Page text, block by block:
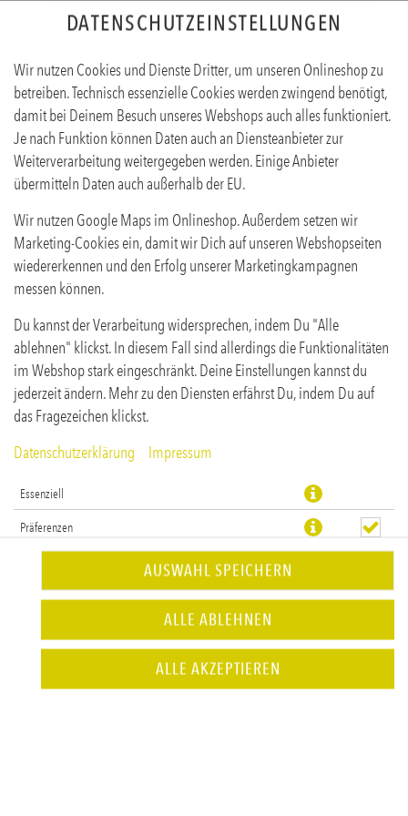
DATENSCHUTZEINSTELLUNGEN
Wir nutzen Cookies und Dienste Dritter, um unseren Onlineshop zu
betreiben. Technisch essenzielle Cookies werden zwingend benötigt,
damit bei Deinem Besuch unseres Webshops auch alles funktioniert.
Je nach Funktion können Daten auch an Diensteanbieter zur
Weiterverarbeitung weitergegeben werden. Einige Anbieter
übermitteln Daten auch außerhalb der EU.
Wir nutzen Google Maps im Onlineshop. Außerdem setzen wir
Marketing-Cookies ein, damit wir Dich auf unseren Webshopseiten
wiedererkennen und den Erfolg unserer Marketingkampagnen
messen können.
Du kannst der Verarbeitung widersprechen, indem Du "Alle
ablehnen" klickst. In diesem Fall sind allerdings die Funktionalitäten
im Webshop stark eingeschränkt. Deine Einstellungen kannst du
jederzeit ändern. Mehr zu den Diensten erfährst Du, indem Du auf
das Fragezeichen klickst.
Datenschutzerklärung
Impressum
Essenziell
Präferenzen
AUSWAHL SPEICHERN
ALLE ABLEHNEN
ALLE AKZEPTIEREN
VIRGIN BROMBEER 0,4L
Produktinfos
alkoholfreie Ginalternative, Minze, Limette, Brombeere & Soda
JETZT BESTELLEN